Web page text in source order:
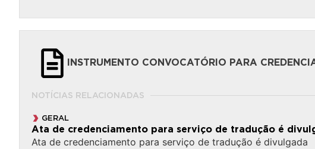
INSTRUMENTO CONVOCATÓRIO PARA
NOTÍCIAS RELACIONADAS
GERAL
Ata de credenciamento para serviço de tradução é
Ata de credenciamento para serviço de tradução é divulgada